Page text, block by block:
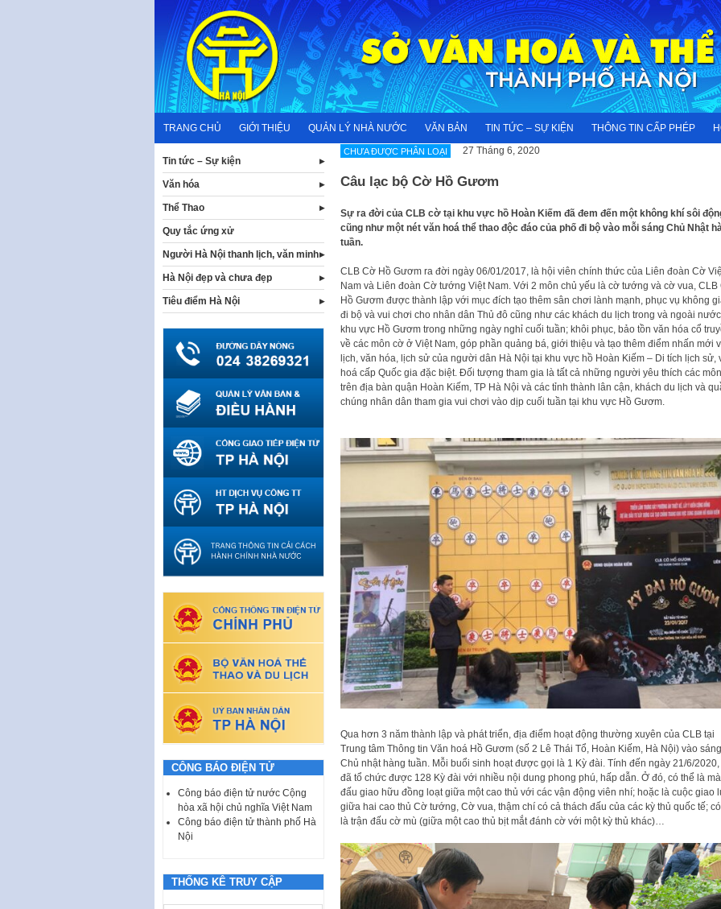
content
TRANG CHỦ GIỚI THIỆU QUẢN LÝ NHÀ NƯỚC VĂN BẢN TIN TỨC – SỰ KIỆN THÔNG TIN CẤP PHÉP
CHƯA ĐƯỢC PHÂN LOẠI 27 Tháng 6, 2020
Câu lạc bộ Cờ Hồ Gươm
Sự ra đời của CLB cờ tại khu vực hồ Hoàn Kiếm đã đem đến một không khí sôi
cũng như một nét văn hoá thể thao độc đáo của phố đi bộ vào mỗi sáng Chủ Nhật
tuần.
CLB Cờ Hồ Gươm ra đời ngày 06/01/2017, là hội viên chính thức của Liên đoàn Cờ
Nam và Liên đoàn Cờ tướng Việt Nam. Với 2 môn chủ yếu là cờ tướng và cờ vua, CLB
Hồ Gươm được thành lập với mục đích tạo thêm sân chơi lành mạnh, phục vụ không
đi bộ và vui chơi cho nhân dân Thủ đô cũng như các khách du lịch trong và ngoài
khu vực Hồ Gươm trong những ngày nghỉ cuối tuần; khôi phục, bảo tồn văn hóa cổ
về các môn cờ ở Việt Nam, góp phần quảng bá, giới thiệu và tạo thêm điểm nhấn mới
lịch, văn hóa, lịch sử của người dân Hà Nội tại khu vực hồ Hoàn Kiếm – Di tích lịch sử,
hoá cấp Quốc gia đặc biệt. Đối tượng tham gia là tất cả những người yêu thích các
trên địa bàn quận Hoàn Kiếm, TP Hà Nội và các tỉnh thành lân cận, khách du lịch và
chúng nhân dân tham gia vui chơi vào dịp cuối tuần tại khu vực Hồ Gươm.
Qua hơn 3 năm thành lập và phát triển, địa điểm hoạt động thường xuyên của CLB tại
Trung tâm Thông tin Văn hoá Hồ Gươm (số 2 Lê Thái Tổ, Hoàn Kiếm, Hà Nội) vào sáng
Chủ nhật hàng tuần. Mỗi buổi sinh hoạt được gọi là 1 Kỳ đài. Tính đến ngày 21/6/
đã tổ chức được 128 Kỳ đài với nhiều nội dung phong phú, hấp dẫn. Ở đó, có thể là
đấu giao hữu đồng loạt giữa một cao thủ với các vận động viên nhí; hoặc là cuộc giao
giữa hai cao thủ Cờ tướng, Cờ vua, thậm chí có cả thách đấu của các kỳ thủ quốc tế;
là trận đấu cờ mù (giữa một cao thủ bịt mắt đánh cờ với một kỳ thủ khác)…
Tin tức – Sự kiện
Văn hóa
Thể Thao
Quy tắc ứng xử
Người Hà Nội thanh lịch, văn minh
Hà Nội đẹp và chưa đẹp
Tiêu điểm Hà Nội
CÔNG BÁO ĐIỆN TỬ
Công báo điện tử nước Cộng
hòa xã hội chủ nghĩa Việt Nam
Công báo điện tử thành phố Hà
Nội
THỐNG KÊ TRUY CẬP